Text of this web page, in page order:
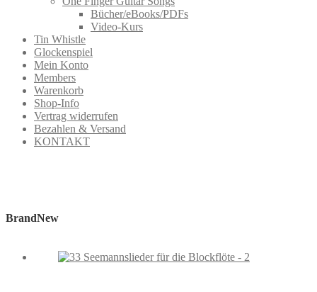
Bücher/eBooks/PDFs
Video-Kurs
Tin Whistle
Glockenspiel
Mein Konto
Members
Warenkorb
Shop-Info
Vertrag widerrufen
Bezahlen & Versand
KONTAKT
BrandNew